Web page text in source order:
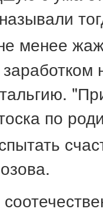
менее
по